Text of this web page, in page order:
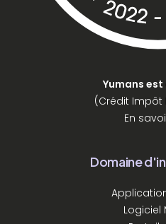
Yumans est
(Crédit Impôt
En
Domaine
Logiciel